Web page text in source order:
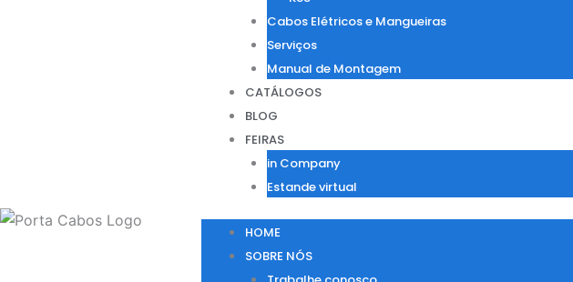
Cabos Elétricos e Mangueiras
Serviços
Manual de Montagem
CATÁLOGOS
BLOG
FEIRAS
in Company
Estande virtual
HOME
SOBRE NÓS